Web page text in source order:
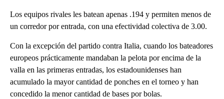
Los equipos rivales les batean apenas .194 y permiten menos de
un corredor por entrada, con una efectividad colectiva de 3.00.
Con la excepción del partido contra Italia, cuando los bateadores
europeos prácticamente mandaban la pelota por encima de la
valla en las primeras entradas, los estadounidenses han
acumulado la mayor cantidad de ponches en el torneo y han
concedido la menor cantidad de bases por bolas.